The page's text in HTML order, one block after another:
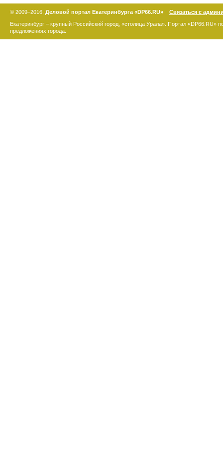
© 2009–2016, Деловой портал Екатеринбурга «DP66.RU»
Связаться с
Екатеринбург – крупный Российский город, «столица Урала». Портал «DP66.RU»
предложениях города.